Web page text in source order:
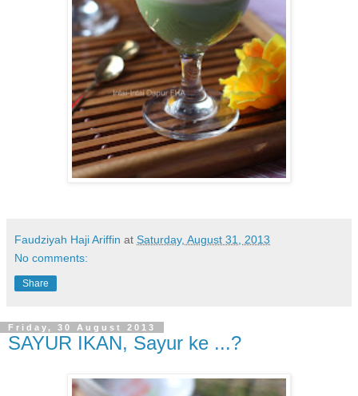
Faudziyah Haji Ariffin at Saturday, August 31, 2013
No comments:
Share
Friday, 30 August 2013
SAYUR IKAN, Sayur ke ...?